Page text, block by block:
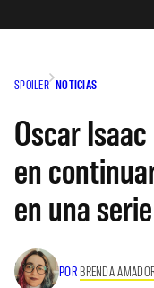
SPOILER NOTICIAS
Oscar
en
en una
POR BRENDA